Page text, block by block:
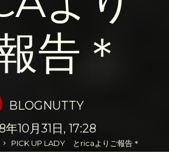
告＊
BLOGNUTTY
年10月31日, 17:28
PICK UP LADY とricaよりご報告＊